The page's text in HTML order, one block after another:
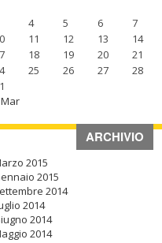
4 5 6 7
11 12 13 14
18 19 20 21
25 26 27 28
ARCHIVIO
2015
2015
2014
2014
2014
2014